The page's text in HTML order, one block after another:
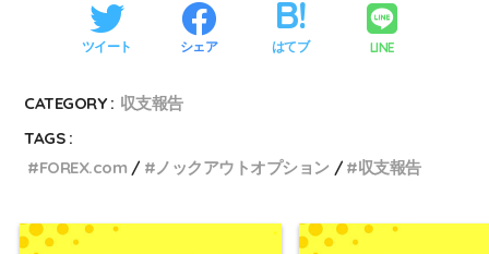
ツイート シェア はてブ LINE
CATEGORY : 収支報告
TAGS :
FOREX.com
ノックアウトオプション 収支報告